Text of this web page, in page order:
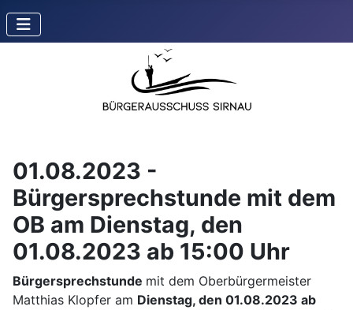
01.08.2023 -
Bürgersprechstunde mit dem
OB am Dienstag, den
01.08.2023 ab 15:00 Uhr
Bürgersprechstunde mit dem Oberbürgermeister
Matthias Klopfer am Dienstag, den 01.08.2023 ab